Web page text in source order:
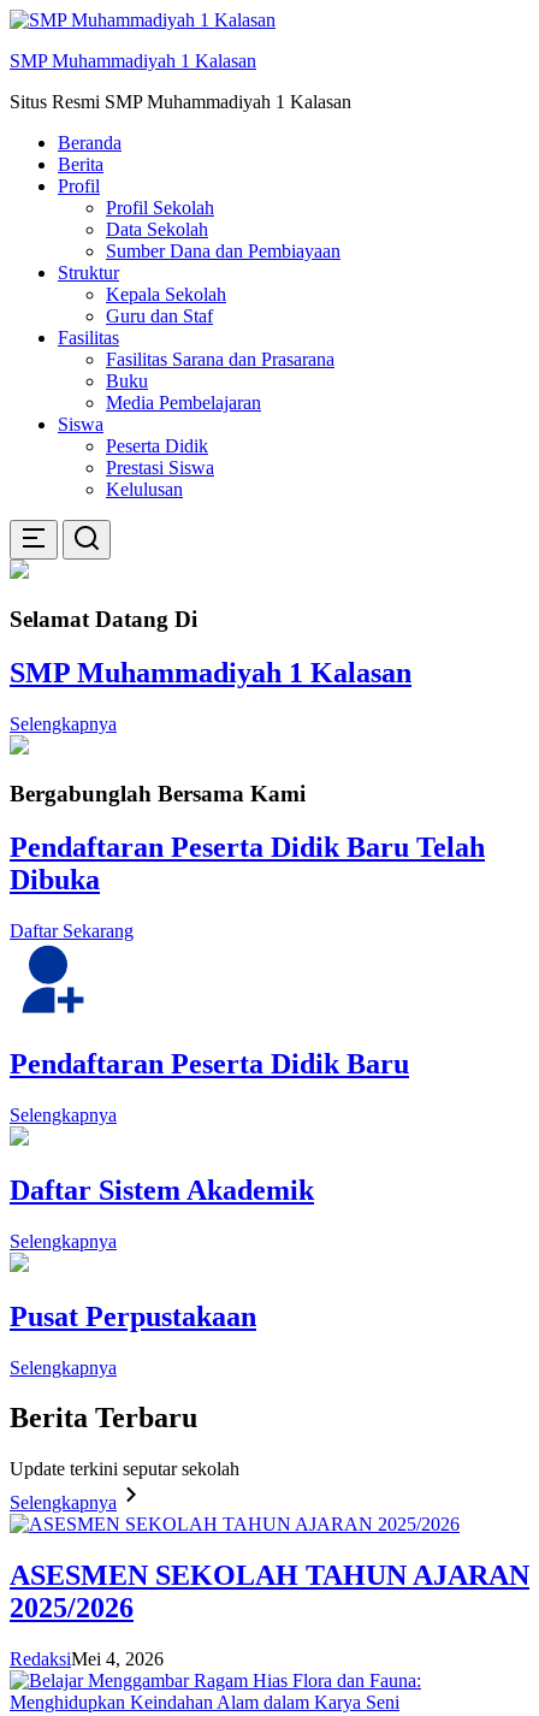
Skip
konten
SMP Muhammadiyah 1 Kalasan
Situs Resmi SMP Muhammadiyah 1 Kalasan
Beranda
Berita
Profil
Profil Sekolah
Data Sekolah
Sumber Dana dan Pembiayaan
Struktur
Kepala Sekolah
Guru dan Staf
Fasilitas
Fasilitas Sarana dan Prasarana
Buku
Media Pembelajaran
Siswa
Peserta Didik
Prestasi Siswa
Kelulusan
Selamat Datang Di
SMP Muhammadiyah 1 Kalasan
Selengkapnya
Bergabunglah Bersama Kami
Pendaftaran Peserta Didik Baru Telah
Dibuka
Daftar Sekarang
Pendaftaran Peserta Didik Baru
Selengkapnya
Daftar Sistem Akademik
Selengkapnya
Pusat Perpustakaan
Selengkapnya
Berita Terbaru
Update terkini seputar sekolah
Selengkapnya
ASESMEN SEKOLAH TAHUN AJARAN
2025/2026
RedaksiMei 4, 2026